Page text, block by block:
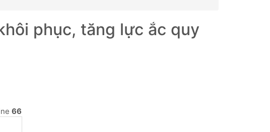
phục, tăng lực ắc quy
66